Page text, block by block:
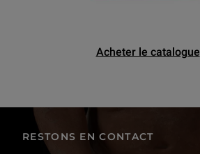
Acheter le catalogue
RESTONS EN CONTACT